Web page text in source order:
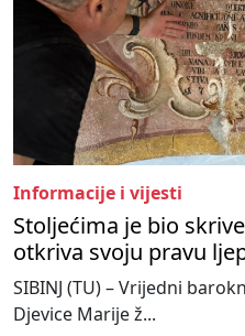
Informacije i vijesti
Stoljećima je bio
otkriva svoju pravu
SIBINJ (TU) – Vrijedni
Djevice Marije ž...